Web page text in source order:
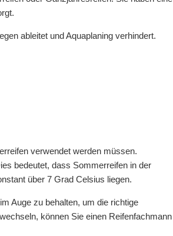
ableitet und Aquaplaning verhindert.
verwendet werden müssen.
bedeutet, dass Sommerreifen in der
über 7 Grad Celsius liegen.
Auge zu behalten, um die richtige
können Sie einen Reifenfachmann